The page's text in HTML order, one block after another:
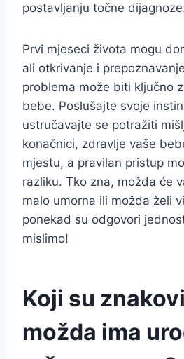
postavljanju točne
Prvi mjeseci života mogu
ali otkrivanje i
problema može biti ključno
bebe. Poslušajte svoje
ustručavajte se potražiti
konačnici, zdravlje vaše
mjestu, a pravilan pristup
razliku. Tko zna, možda će
malo umorna ili možda želi
ponekad su odgovori
mislimo!
Koji su
možda ima